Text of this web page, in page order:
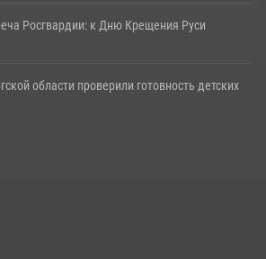
Росгвардии: к Дню Крещения Руси
области проверили готовность детских